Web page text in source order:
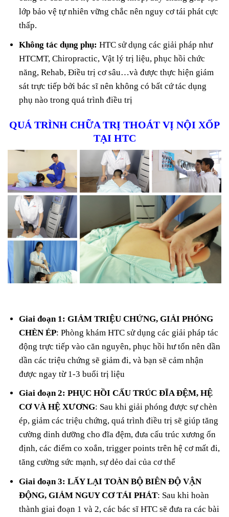
lớp bảo vệ tự nhiên vững chắc nên nguy cơ tái phát cực
thấp.
Không tác dụng phụ: HTC sử dụng các giải pháp như
HTCMT, Chiropractic, Vật lý trị liệu, phục hồi chức
năng, Rehab, Điều trị cơ sâu…và được thực hiện giám
sát trực tiếp bởi bác sĩ nên không có bất cứ tác dụng
phụ nào trong quá trình điều trị
QUÁ TRÌNH CHỮA TRỊ THOÁT VỊ NỘI XỐP
TẠI HTC
Giai đoạn 1: GIẢM TRIỆU CHỨNG, GIẢI PHÓNG
CHÈN ÉP: Phòng khám HTC sử dụng các giải pháp tác
động trực tiếp vào căn nguyên, phục hồi hư tổn nên dần
dần các triệu chứng sẽ giảm đi, và bạn sẽ cảm nhận
được ngay từ 1-3 buổi trị liệu
Giai đoạn 2: PHỤC HỒI CẤU TRÚC ĐĨA ĐỆM, HỆ
CƠ VÀ HỆ XƯƠNG: Sau khi giải phóng được sự chèn
ép, giảm các triệu chứng, quá trình điều trị sẽ giúp tăng
cường dinh dưỡng cho đĩa đệm, đưa cấu trúc xương ổn
định, các điểm co xoắn, trigger points trên hệ cơ mất đi,
tăng cường sức mạnh, sự dẻo dai của cơ thể
Giai đoạn 3: LẤY LẠI TOÀN BỘ BIÊN ĐỘ VẬN
ĐỘNG, GIẢM NGUY CƠ TÁI PHÁT: Sau khi hoàn
thành giai đoạn 1 và 2, các bác sĩ HTC sẽ đưa ra các bài